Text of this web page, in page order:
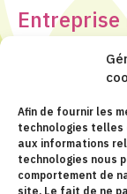
Afin de fournir les
technologies telles
aux informations
technologies nous
comportement de
site. Le fait de ne
Entreprise
membre